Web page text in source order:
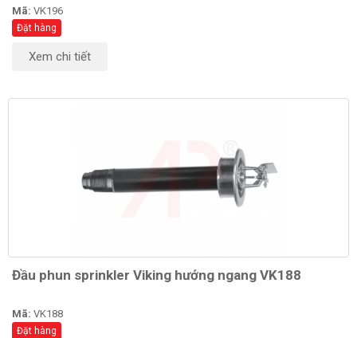
Mã: VK196
Đặt hàng
Xem chi tiết
Đầu phun sprinkler Viking hướng ngang VK188
Mã: VK188
Đặt hàng